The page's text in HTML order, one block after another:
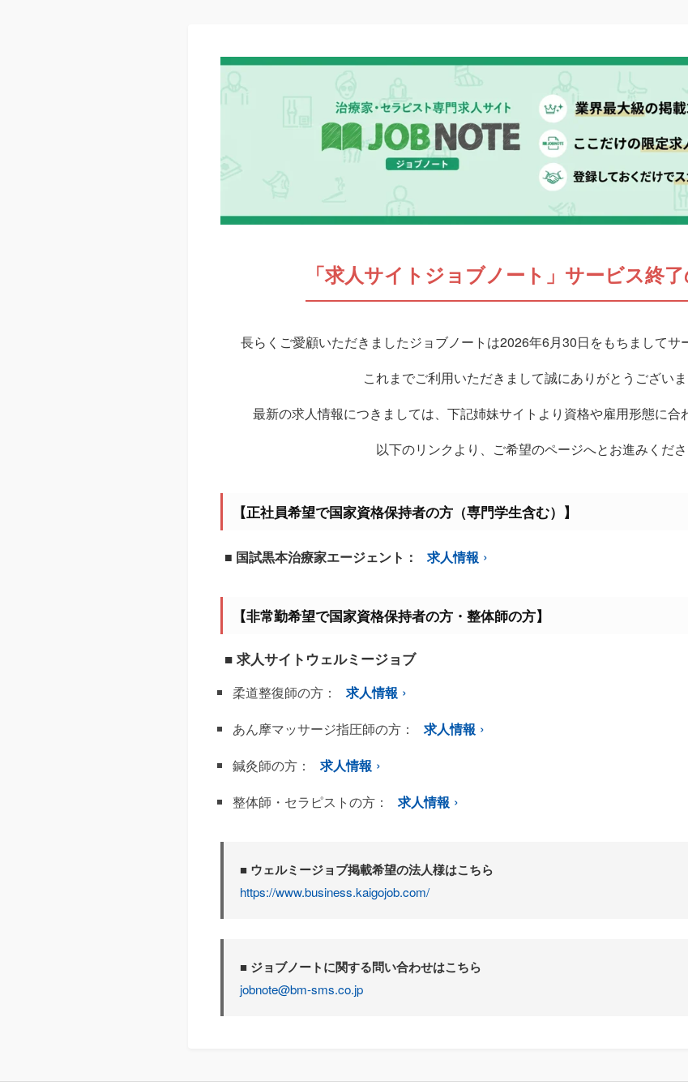
「求人サイトジョブノート」サービス終
長らくご愛顧いただきましたジョブノートは2026年6月30日をもちましてサ
これまでご利用いただきまして誠にありがとうございま
最新の求人情報につきましては、下記姉妹サイトより資格や雇用形態に合
以下のリンクより、ご希望のページへとお進みくださ
【正社員希望で国家資格保持者の方（専門学生含む）】
■ 国試黒本治療家エージェント： 求人情報
【非常勤希望で国家資格保持者の方・整体師の方】
■ 求人サイトウェルミージョブ
柔道整復師の方：
求人情報
あん摩マッサージ指圧師の方：
求人情報
鍼灸師の方：
求人情報
整体師・セラピストの方：
求人情報
■ ウェルミージョブ掲載希望の法人様はこちら
https://www.business.kaigojob.com/
■ ジョブノートに関する問い合わせはこちら
jobnote@bm-sms.co.jp